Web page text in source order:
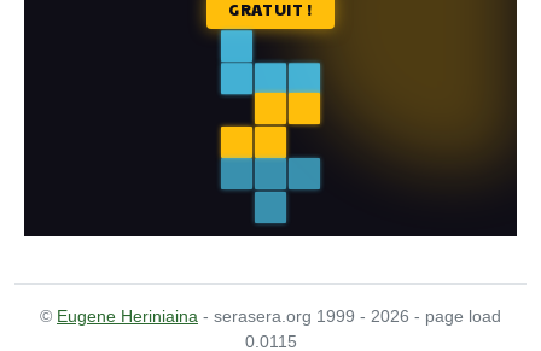
© Eugene Heriniaina - serasera.org 1999 - 2026 - page load
0.0115